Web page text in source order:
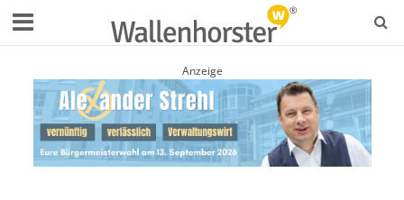
Anzeige